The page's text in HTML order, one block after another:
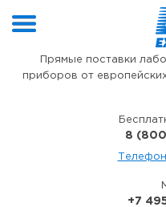
Прямые поставки
приборов от
8
+7